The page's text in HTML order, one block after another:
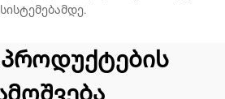
სისტემებამდე.